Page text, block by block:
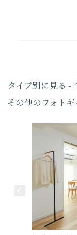
タイプ別に見る -
その他のフォト